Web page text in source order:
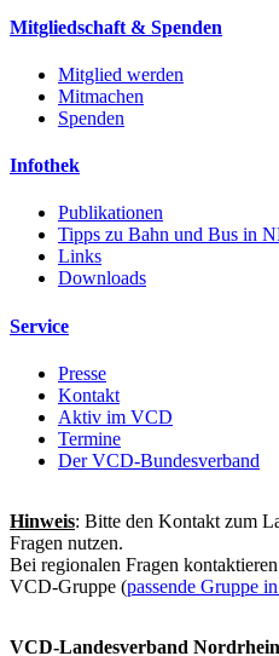
Mitgliedschaft & Spenden
Mitglied werden
Mitmachen
Spenden
Infothek
Publikationen
Tipps zu Bahn und Bus in
Links
Downloads
Service
Presse
Kontakt
Aktiv im VCD
Termine
Der VCD-Bundesverband
Hinweis: Bitte den Kontakt zum
Fragen nutzen.
Bei regionalen Fragen
VCD-Gruppe (passende Gruppe
VCD-Landesverband